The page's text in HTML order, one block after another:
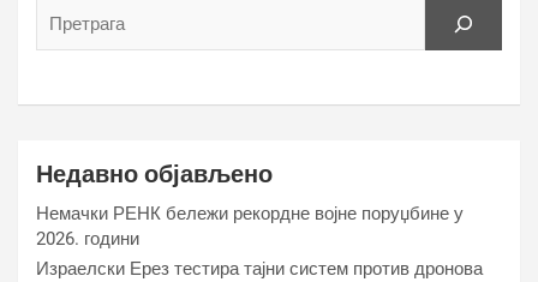
Недавно објављено
Немачки РЕНК бележи рекордне војне поруџбине у
2026. години
Израелски Ерез тестира тајни систем против дронова